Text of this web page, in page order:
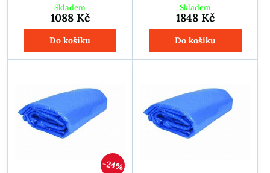
Skladem
1088 Kč
Do košíku
Skladem
1848 Kč
Do košíku
24%